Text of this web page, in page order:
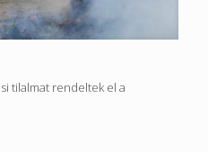
tilalmat rendeltek el a